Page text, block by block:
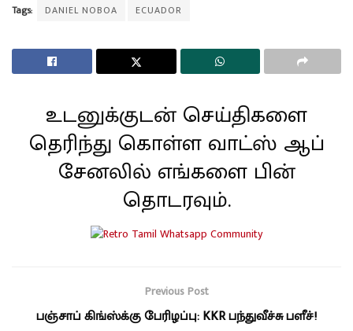
Tags: DANIEL NOBOA ECUADOR
உடனுக்குடன் செய்திகளை
தெரிந்து கொள்ள வாட்ஸ் ஆப்
சேனலில் எங்களை பின்
தொடரவும்.
Previous Post
பஞ்சாப் கிங்ஸ்க்கு பேரிழப்பு: KKR பந்துவீச்சு பளீச்!